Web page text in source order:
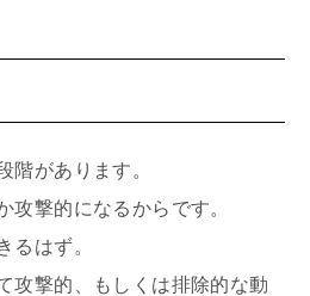
階があります。
攻撃的になるからです。
るはず。
攻撃的、もしくは排除的な動